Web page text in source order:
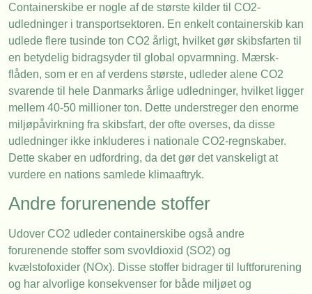
Containerskibe er nogle af de største kilder til CO2-
udledninger i transportsektoren. En enkelt containerskib kan
udlede flere tusinde ton CO2 årligt, hvilket gør skibsfarten til
en betydelig bidragsyder til global opvarmning. Mærsk-
flåden, som er en af verdens største, udleder alene CO2
svarende til hele Danmarks årlige udledninger, hvilket ligger
mellem 40-50 millioner ton. Dette understreger den enorme
miljøpåvirkning fra skibsfart, der ofte overses, da disse
udledninger ikke inkluderes i nationale CO2-regnskaber.
Dette skaber en udfordring, da det gør det vanskeligt at
vurdere en nations samlede klimaaftryk.
Andre forurenende stoffer
Udover CO2 udleder containerskibe også andre
forurenende stoffer som svovldioxid (SO2) og
kvælstofoxider (NOx). Disse stoffer bidrager til luftforurening
og har alvorlige konsekvenser for både miljøet og